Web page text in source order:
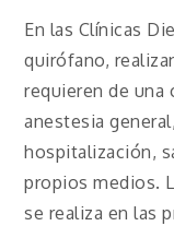
En las Clínicas
quirófano,
requieren de una
anestesia
hospitalización,
propios medios.
se realiza en las